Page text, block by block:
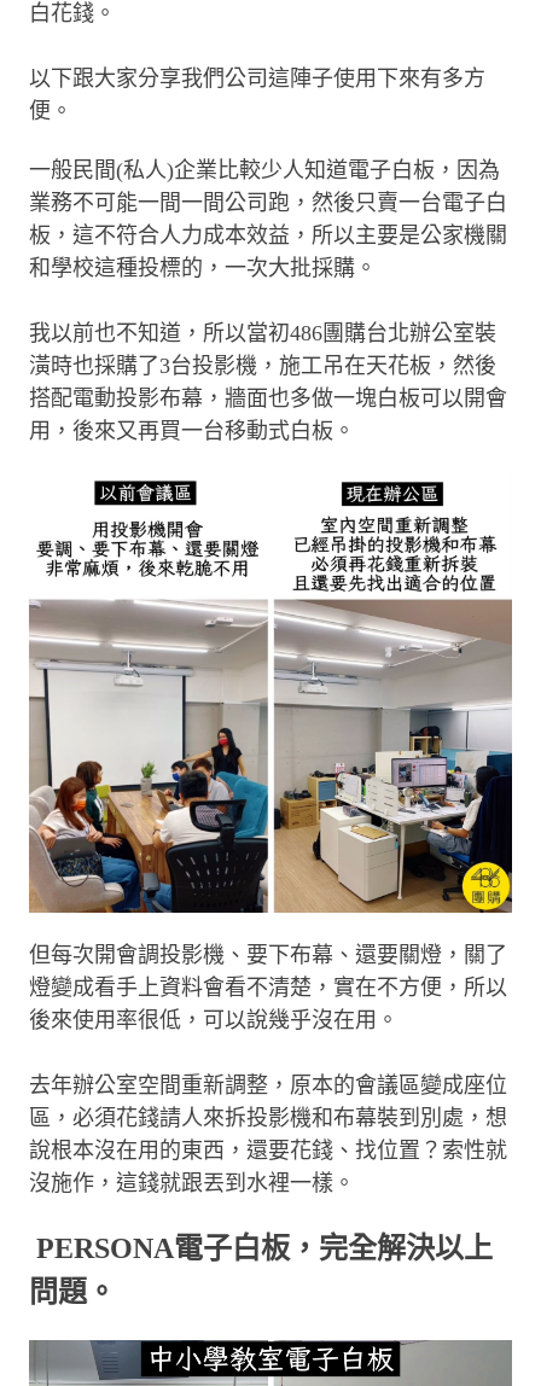
白花錢。
以下跟大家分享我們公司這陣子使用下來有多方
便。
一般民間(私人)企業比較少人知道電子白板，因為
業務不可能一間一間公司跑，然後只賣一台電子白
板，這不符合人力成本效益，所以主要是公家機關
和學校這種投標的，一次大批採購。
我以前也不知道，所以當初486團購台北辦公室裝
潢時也採購了3台投影機，施工吊在天花板，然後
搭配電動投影布幕，牆面也多做一塊白板可以開會
用，後來又再買一台移動式白板。
但每次開會調投影機、要下布幕、還要關燈，關了
燈變成看手上資料會看不清楚，實在不方便，所以
後來使用率很低，可以說幾乎沒在用。
去年辦公室空間重新調整，原本的會議區變成座位
區，必須花錢請人來拆投影機和布幕裝到別處，想
說根本沒在用的東西，還要花錢、找位置？索性就
沒施作，這錢就跟丟到水裡一樣。
PERSONA電子白板，完全解決以上
問題。